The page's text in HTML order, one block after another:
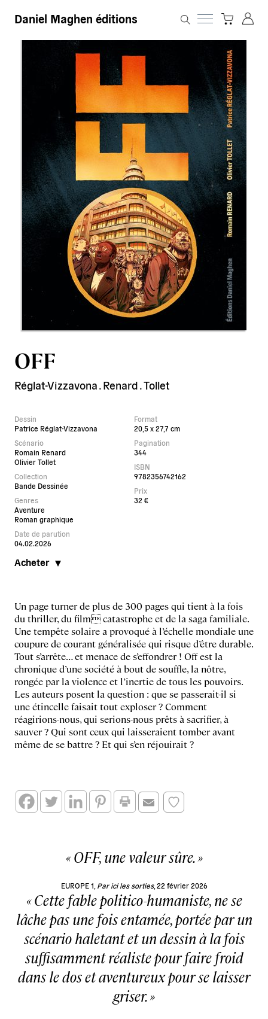
Daniel Maghen éditions
OFF
Réglat-Vizzavona.Renard.Tollet
Dessin
Patrice Réglat-Vizzavona
Scénario
Romain Renard
Olivier Tollet
Collection
Bande Dessinée
Genres
Aventure
Roman graphique
Date de parution
04.02.2026
Acheter
Format
20,5 x 27,7 cm
Pagination
344
ISBN
9782356742162
Prix
32 €
Un page turner de plus de 300 pages qui tient à la fois
du thriller, du film catastrophe et de la saga familiale.
Une tempête solaire a provoqué à l’échelle mondiale une
coupure de courant généralisée qui risque d’être durable.
Tout s’arrête… et menace de s’effondrer ! Off est la
chronique d’une société à bout de souffle, la nôtre,
rongée par la violence et l’inertie de tous les pouvoirs.
Les auteurs posent la question : que se passerait-il si
une étincelle faisait tout exploser ? Comment
réagirions-nous, qui serions-nous prêts à sacrifier, à
sauver ? Qui sont ceux qui laisseraient tomber avant
même de se battre ? Et qui s’en réjouirait ?
OFF, une valeur sûre.
EUROPE 1, Par ici les sorties, 22 février 2026
Cette fable politico-humaniste, ne se
lâche pas une fois entamée, portée par un
scénario haletant et un dessin à la fois
suffisamment réaliste pour faire froid
dans le dos et aventureux pour se laisser
griser.